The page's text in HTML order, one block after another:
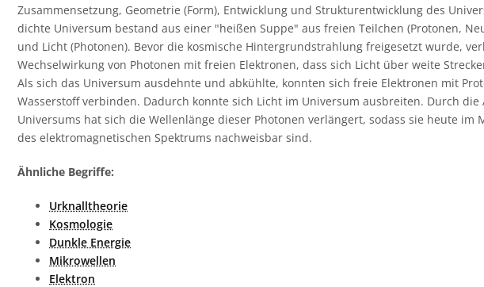
Zusammensetzung, Geometrie (Form), Entwicklung und Strukturentwicklung des
dichte Universum bestand aus einer "heißen Suppe" aus freien Teilchen (Protonen,
und Licht (Photonen). Bevor die kosmische Hintergrundstrahlung freigesetzt wurde,
Wechselwirkung von Photonen mit freien Elektronen, dass sich Licht über weite
Als sich das Universum ausdehnte und abkühlte, konnten sich freie Elektronen mit
Wasserstoff verbinden. Dadurch konnte sich Licht im Universum ausbreiten. Durch die
Universums hat sich die Wellenlänge dieser Photonen verlängert, sodass sie heute im
des elektromagnetischen Spektrums nachweisbar sind.
Ähnliche Begriffe:
Urknalltheorie
Kosmologie
Dunkle Energie
Mikrowellen
Elektron